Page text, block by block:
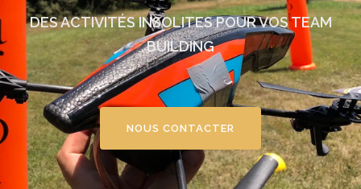
DES ACTIVITÉS INSOLITES POUR VOS TEAM
BUILDING
NOUS CONTACTER